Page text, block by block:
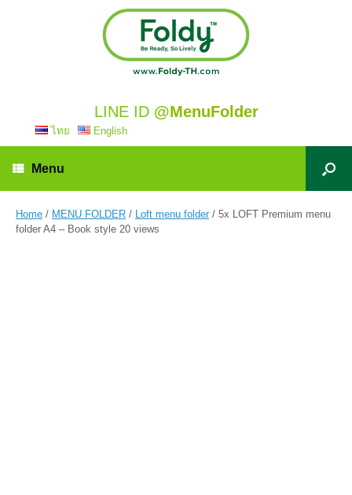
LINE ID @MenuFolder
ไทย English
Menu
Home / MENU FOLDER / Loft menu folder / 5x LOFT Premium menu
folder A4 – Book style 20 views